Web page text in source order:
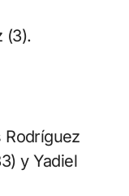
(3).
Rodríguez
y Yadiel